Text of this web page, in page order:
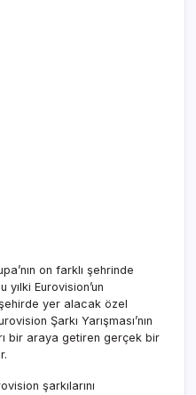
on farklı şehrinde
Eurovision’un
yer alacak özel
Şarkı Yarışması’nın
bir araya getiren gerçek bir
şarkılarını